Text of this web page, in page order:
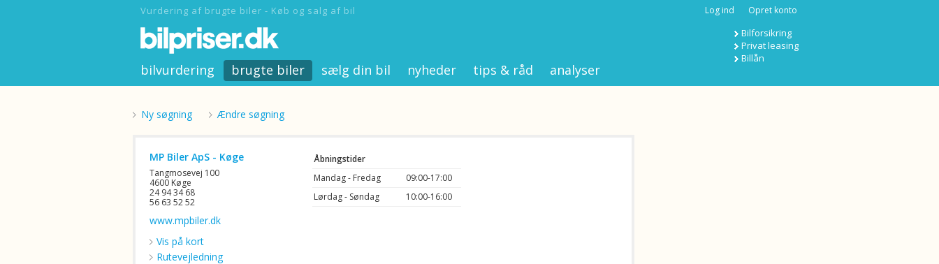
Vurdering af brugte biler - Køb og salg af bil Log ind Opret konto
Bilforsikring
Privat leasing
Billån
bilvurdering brugte biler sælg din bil nyheder tips & råd analyser
Ny søgning Ændre søgning
MP Biler ApS - Køge
Tangmosevej 100
4600 Køge
24 94 34 68
56 63 52 52
www.mpbiler.dk
Vis på kort
Rutevejledning
Åbningstider
Mandag - Fredag
09:00-17:00
Lørdag - Søndag
10:00-16:00